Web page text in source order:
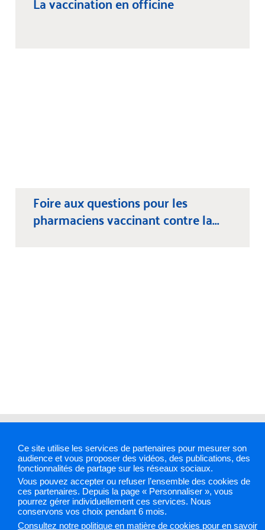
Ce site utilise les services de partenaires pour mesurer son
audience et vous proposer des vidéos, des publications, des
fonctionnalités de partage sur les réseaux sociaux.
Vous pouvez accepter ou refuser l’ensemble des cookies de
ces partenaires. Depuis la page « Personnaliser », vous
pourrez gérer individuellement ces services. Nous
conservons vos choix pendant 6 mois.
Consultez notre politique en matière de cookies pour en savoir
Foire aux questions pour les
pharmaciens vaccinant contre la...
partiellement conforme
Cookies et traceurs
Gestion
des cookies
Sélectionnez une région pour accéder à votre site PAPS